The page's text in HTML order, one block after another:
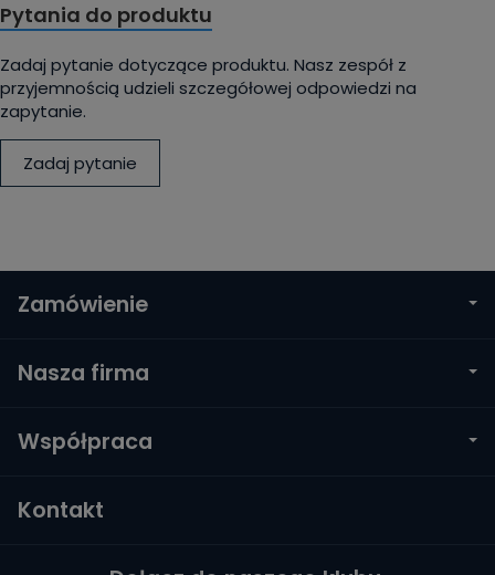
Pytania do produktu
Zadaj pytanie dotyczące produktu. Nasz zespół z
przyjemnością udzieli szczegółowej odpowiedzi na
zapytanie.
Zadaj pytanie
Zamówienie
Nasza firma
Współpraca
Kontakt